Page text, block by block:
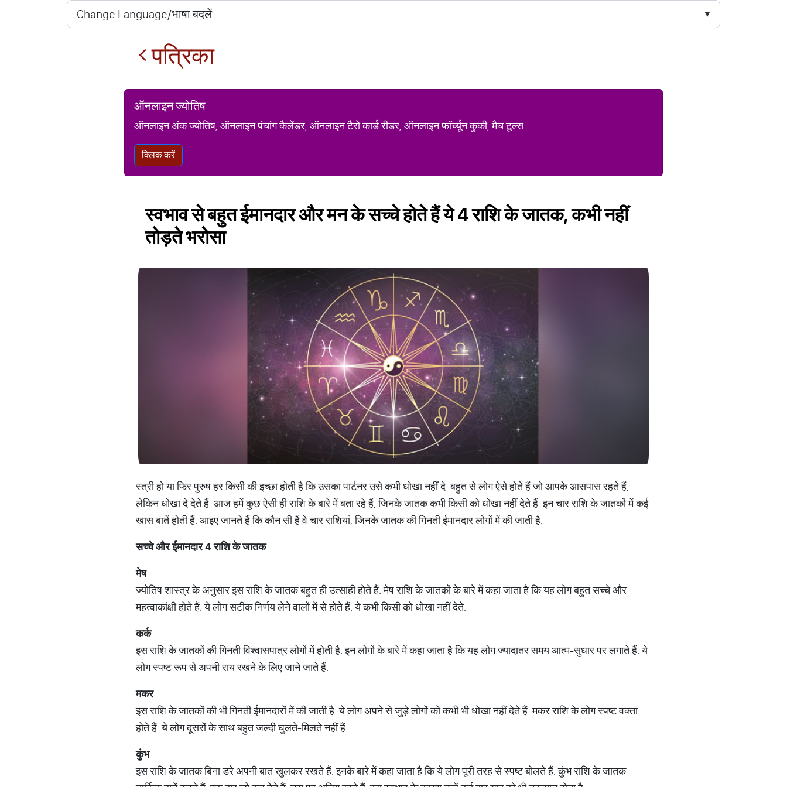
पत्रिका
ऑनलाइन ज्योतिष
ऑनलाइन अंक ज्योतिष, ऑनलाइन पंचांग कैलेंडर, ऑनलाइन टैरो कार्ड रीडर, ऑनलाइन फॉर्च्यून कुकी, मैच टूल्स
क्लिक करें
स्वभाव से बहुत ईमानदार और मन के सच्चे होते हैं ये 4 राशि के जातक, कभी नहीं
तोड़ते भरोसा
स्त्री हो या फिर पुरुष हर किसी की इच्छा होती है कि उसका पार्टनर उसे कभी धोखा नहीं दे. बहुत से लोग ऐसे होते हैं जो आपके आसपास रहते हैं,
लेकिन धोखा दे देते हैं. आज हमें कुछ ऐसी ही राशि के बारे में बता रहे हैं, जिनके जातक कभी किसी को धोखा नहीं देते हैं. इन चार राशि के जातकों में कई
खास बातें होती हैं. आइए जानते हैं कि कौन सी हैं वे चार राशियां, जिनके जातक की गिनती ईमानदार लोगों में की जाती है.
सच्चेऔरईमानदार4राशिकेजातक
मेष
ज्योतिष शास्त्र के अनुसार इस राशि के जातक बहुत ही उत्साही होते हैं. मेष राशि के जातकों के बारे में कहा जाता है कि यह लोग बहुत सच्चे और
महत्वाकांक्षी होते हैं. ये लोग सटीक निर्णय लेने वालों में से होते हैं. ये कभी किसी को धोखा नहीं देते.
कर्क
इस राशि के जातकों की गिनती विश्वासपात्र लोगों में होती है. इन लोगों के बारे में कहा जाता है कि यह लोग ज्यादातर समय आत्म-सुधार पर लगाते हैं. ये
लोग स्पष्ट रूप से अपनी राय रखने के लिए जाने जाते हैं.
मकर
इस राशि के जातकों की भी गिनती ईमानदारों में की जाती है. ये लोग अपने से जुड़े लोगों को कभी भी धोखा नहीं देते हैं. मकर राशि के लोग स्पष्ट वक्ता
होते हैं. ये लोग दूसरों के साथ बहुत जल्दी घुलते-मिलते नहीं हैं.
कुंभ
इस राशि के जातक बिना डरे अपनी बात खुलकर रखते हैं. इनके बारे में कहा जाता है कि ये लोग पूरी तरह से स्पष्ट बोलते हैं. कुंभ राशि के जातक